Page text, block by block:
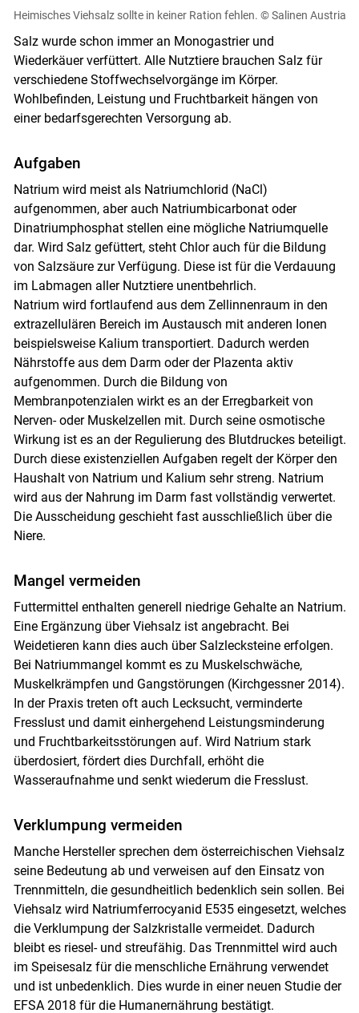
Skip to main content
Heimisches Viehsalz sollte in keiner Ration fehlen. © Salinen Austria
Salz wurde schon immer an Monogastrier und
Wiederkäuer verfüttert. Alle Nutztiere brauchen Salz für
verschiedene Stoffwechselvorgänge im Körper.
Wohlbefinden, Leistung und Fruchtbarkeit hängen von
einer bedarfsgerechten Versorgung ab.
Aufgaben
Natrium wird meist als Natriumchlorid (NaCl)
aufgenommen, aber auch Natriumbicarbonat oder
Dinatriumphosphat stellen eine mögliche Natriumquelle
dar. Wird Salz gefüttert, steht Chlor auch für die Bildung
von Salzsäure zur Verfügung. Diese ist für die Verdauung
im Labmagen aller Nutztiere unentbehrlich.
Natrium wird fortlaufend aus dem Zellinnenraum in den
extrazellulären Bereich im Austausch mit anderen Ionen
beispielsweise Kalium transportiert. Dadurch werden
Nährstoffe aus dem Darm oder der Plazenta aktiv
aufgenommen. Durch die Bildung von
Membranpotenzialen wirkt es an der Erregbarkeit von
Nerven- oder Muskelzellen mit. Durch seine osmotische
Wirkung ist es an der Regulierung des Blutdruckes beteiligt.
Durch diese existenziellen Aufgaben regelt der Körper den
Haushalt von Natrium und Kalium sehr streng. Natrium
wird aus der Nahrung im Darm fast vollständig verwertet.
Die Ausscheidung geschieht fast ausschließlich über die
Niere.
Mangel vermeiden
Futtermittel enthalten generell niedrige Gehalte an Natrium.
Eine Ergänzung über Viehsalz ist angebracht. Bei
Weidetieren kann dies auch über Salzlecksteine erfolgen.
Bei Natriummangel kommt es zu Muskelschwäche,
Muskelkrämpfen und Gangstörungen (Kirchgessner 2014).
In der Praxis treten oft auch Lecksucht, verminderte
Fresslust und damit einhergehend Leistungsminderung
und Fruchtbarkeitsstörungen auf. Wird Natrium stark
überdosiert, fördert dies Durchfall, erhöht die
Wasseraufnahme und senkt wiederum die Fresslust.
Verklumpung vermeiden
Manche Hersteller sprechen dem österreichischen Viehsalz
seine Bedeutung ab und verweisen auf den Einsatz von
Trennmitteln, die gesundheitlich bedenklich sein sollen. Bei
Viehsalz wird Natriumferrocyanid E535 eingesetzt, welches
die Verklumpung der Salzkristalle vermeidet. Dadurch
bleibt es riesel- und streufähig. Das Trennmittel wird auch
im Speisesalz für die menschliche Ernährung verwendet
und ist unbedenklich. Dies wurde in einer neuen Studie der
EFSA 2018 für die Humanernährung bestätigt.